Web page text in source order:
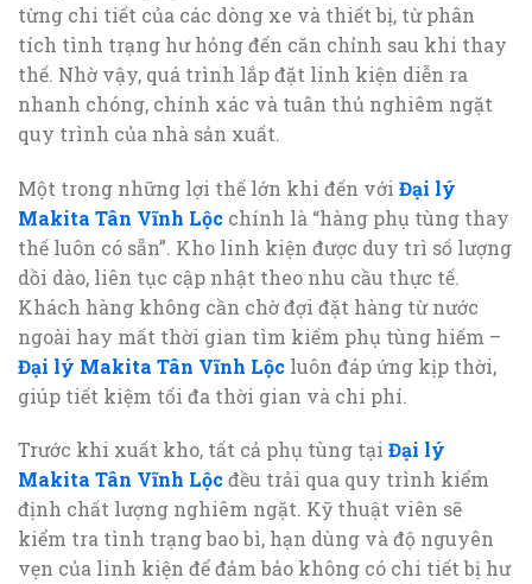
từng chi tiết của các dòng xe và thiết bị, từ phân
tích tình trạng hư hỏng đến căn chỉnh sau khi thay
thế. Nhờ vậy, quá trình lắp đặt linh kiện diễn ra
nhanh chóng, chính xác và tuân thủ nghiêm ngặt
quy trình của nhà sản xuất.
Một trong những lợi thế lớn khi đến với Đại lý
Makita Tân Vĩnh Lộc chính là “hàng phụ tùng thay
thế luôn có sẵn”. Kho linh kiện được duy trì số lượng
dồi dào, liên tục cập nhật theo nhu cầu thực tế.
Khách hàng không cần chờ đợi đặt hàng từ nước
ngoài hay mất thời gian tìm kiếm phụ tùng hiếm –
Đại lý Makita Tân Vĩnh Lộc luôn đáp ứng kịp thời,
giúp tiết kiệm tối đa thời gian và chi phí.
Trước khi xuất kho, tất cả phụ tùng tại Đại lý
Makita Tân Vĩnh Lộc đều trải qua quy trình kiểm
định chất lượng nghiêm ngặt. Kỹ thuật viên sẽ
kiểm tra tình trạng bao bì, hạn dùng và độ nguyên
vẹn của linh kiện để đảm bảo không có chi tiết bị hư